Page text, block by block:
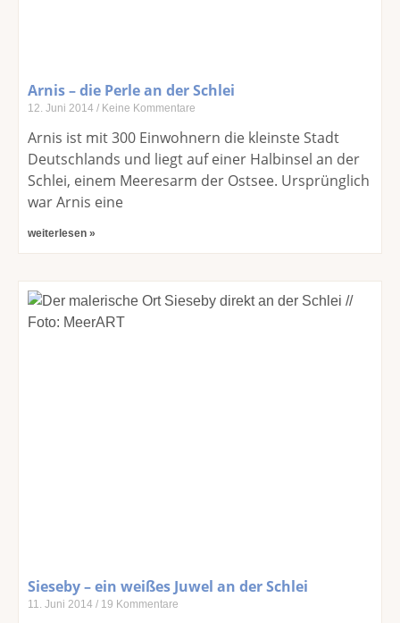
Arnis – die Perle an der Schlei
12. Juni 2014 Keine Kommentare
Arnis ist mit 300 Einwohnern die kleinste Stadt
Deutschlands und liegt auf einer Halbinsel an der
Schlei, einem Meeresarm der Ostsee. Ursprünglich
war Arnis eine
weiterlesen »
Sieseby – ein weißes Juwel an der Schlei
11. Juni 2014 19 Kommentare